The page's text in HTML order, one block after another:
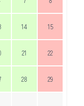
14 15
21 22
28 29